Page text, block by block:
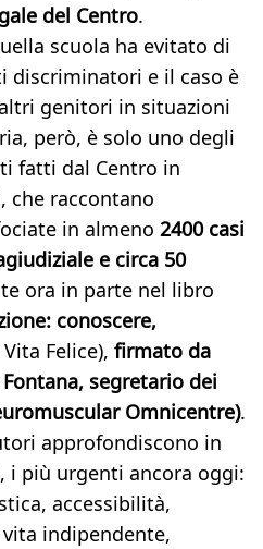
del Centro.
scuola ha evitato di
discriminatori e il caso è
genitori in situazioni
però, è solo uno degli
fatti dal Centro in
che raccontano
in almeno 2400 casi
e circa 50
ora in parte nel libro
conoscere,
Felice), firmato da
segretario dei
Omnicentre).
approfondiscono in
i più urgenti ancora oggi:
accessibilità,
indipendente,